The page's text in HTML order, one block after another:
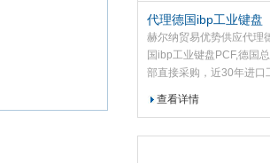
代理德国ibp工业键盘
PCF
赫尔纳贸易优势供应代理
国ibp工业键盘PCF,德国总
部直接采购，近30年进口
型，为您提供一对一好的解
查看详情